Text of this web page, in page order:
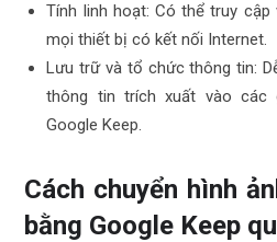
Tính linh hoạt: Có thể truy
mọi thiết bị có kết nối Internet.
Lưu trữ và tổ chức thông tin:
thông tin trích xuất vào các
Google Keep.
Cách chuyển hình
bằng Google Keep